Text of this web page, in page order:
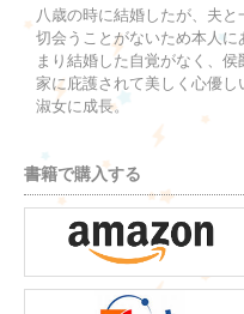
八歳の時に結婚したが、夫と
切会うことがないため本人に
まり結婚した自覚がなく、侯
家に庇護されて美しく心優し
淑女に成長。
書籍で購入する